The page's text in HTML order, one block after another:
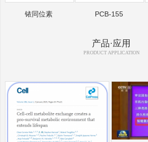
铱同位素 PCB-155
产品·应用
PRODUCT APPLICATION